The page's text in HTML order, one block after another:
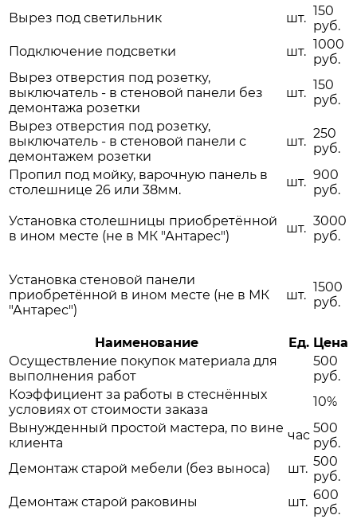
Вырез под светильник
шт. 150
руб.
Подключение подсветки
шт. 1000
руб.
Вырез отверстия под розетку,
выключатель - в стеновой панели без
демонтажа розетки
шт.
150
руб.
Вырез отверстия под розетку,
выключатель - в стеновой панели с
демонтажем розетки
шт.
250
руб.
Пропил под мойку, варочную панель в
столешнице 26 или 38мм.
шт. 900
руб.
Установка столешницы приобретённой
в ином месте (не в МК "Антарес")
шт. 3000
руб.
Установка стеновой панели
приобретённой в ином месте (не в МК
"Антарес")
шт.
1500
руб.
Наименование Ед. Цена
Осуществление покупок материала для
выполнения работ
500
руб.
Коэффициент за работы в стеснённых
условиях от стоимости заказа
10%
Вынужденный простой мастера, по вине
клиента
час 500
руб.
Демонтаж старой мебели (без выноса)
шт. 500
руб.
Демонтаж старой раковины
шт. 600
руб.